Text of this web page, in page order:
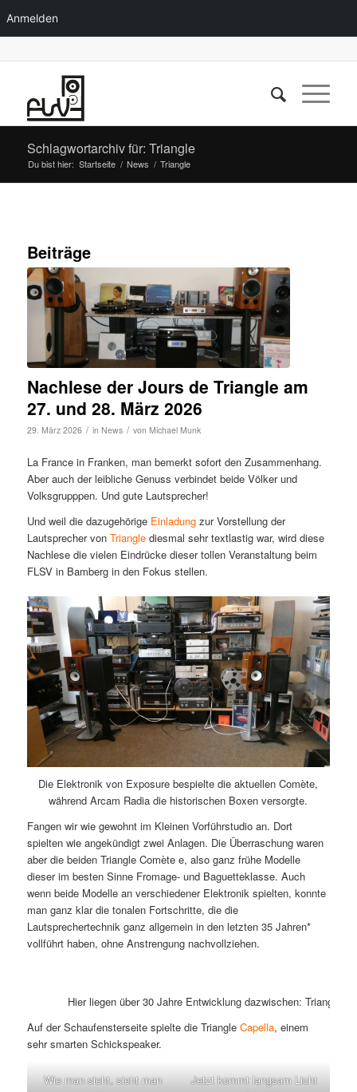
Anmelden
Schlagwortarchiv für: Triangle
Du bist hier: Startseite / News / Triangle
Beiträge
Nachlese der Jours de Triangle am
27. und 28. März 2026
29. März 2026 / in News / von Michael Munk
La France in Franken, man bemerkt sofort den Zusammenhang.
Aber auch der leibliche Genuss verbindet beide Völker und
Volksgrupppen. Und gute Lautsprecher!
Und weil die dazugehörige Einladungzur Vorstellung der
Lautsprecher von Trianglediesmal sehr textlastig war, wird diese
Nachlese die vielen Eindrücke dieser tollen Veranstaltung beim
FLSV in Bamberg in den Fokus stellen.
Die Elektronik von Exposure bespielte die aktuellen Comète,
während Arcam Radia die historischen Boxen versorgte.
Fangen wir wie gewohnt im Kleinen Vorführstudio an. Dort
spielten wie angekündigt zwei Anlagen. Die Überraschung waren
aber die beiden Triangle Comète e, also ganz frühe Modelle
dieser im besten Sinne Fromage- und Baguetteklasse. Auch
wenn beide Modelle an verschiedener Elektronik spielten, konnte
man ganz klar die tonalen Fortschritte, die die
Lautsprechertechnik ganz allgemein in den letzten 35 Jahren*
vollführt haben, ohne Anstrengung nachvollziehen.
Hier liegen über 30 Jahre Entwicklung dazwischen: Triangle
Auf der Schaufensterseite spielte die Triangle Capella, einem
sehr smarten Schickspeaker.
Wie man sieht, sieht man
Jetzt kommt langsam Licht